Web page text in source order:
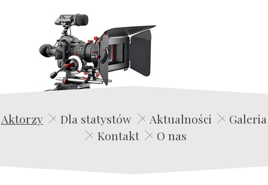
Edwin Film Agencja Aktorska
Aktorzy Dla statystów Aktualności
Galeria
Kontakt
O nas